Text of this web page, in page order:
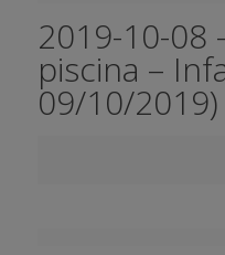
2019-10-08
piscina –
09/10/2019)